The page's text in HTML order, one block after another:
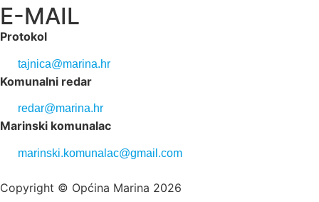
E-MAIL
Protokol
tajnica@marina.hr
Komunalni redar
redar@marina.hr
Marinski komunalac
marinski.komunalac@gmail.com
Copyright © Općina Marina 2026